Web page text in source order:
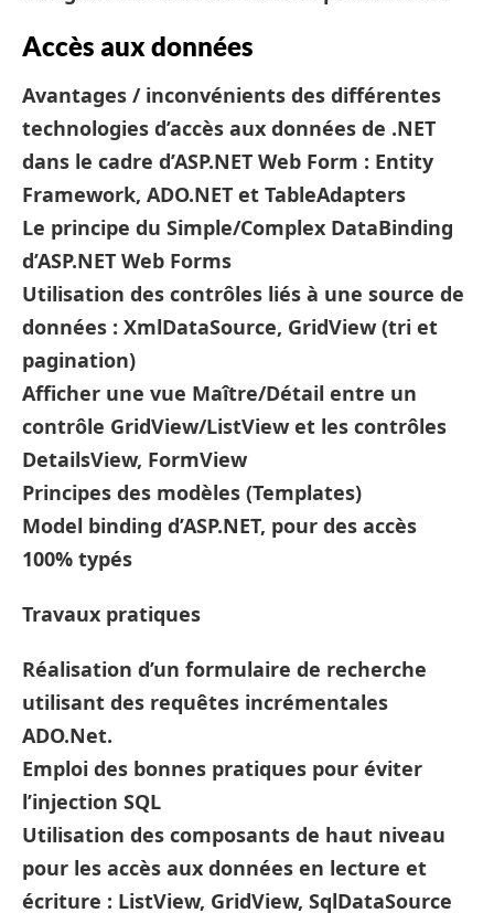
Accès aux données
Avantages / inconvénients des différentes
technologies d’accès aux données de .NET
dans le cadre d’ASP.NET Web Form : Entity
Framework, ADO.NET et TableAdapters
Le principe du Simple/Complex DataBinding
d’ASP.NET Web Forms
Utilisation des contrôles liés à une source de
données : XmlDataSource, GridView (tri et
pagination)
Afficher une vue Maître/Détail entre un
contrôle GridView/ListView et les contrôles
DetailsView, FormView
Principes des modèles (Templates)
Model binding d’ASP.NET, pour des accès
100% typés
Travaux pratiques
Réalisation d’un formulaire de recherche
utilisant des requêtes incrémentales
ADO.Net.
Emploi des bonnes pratiques pour éviter
l’injection SQL
Utilisation des composants de haut niveau
pour les accès aux données en lecture et
écriture : ListView, GridView, SqlDataSource